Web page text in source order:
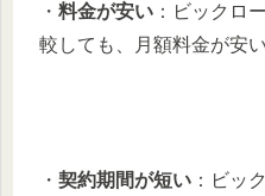
・ 料金が安い ：ビックロ
較しても、月額料金が安
・ 契約期間が短い ：ビッ